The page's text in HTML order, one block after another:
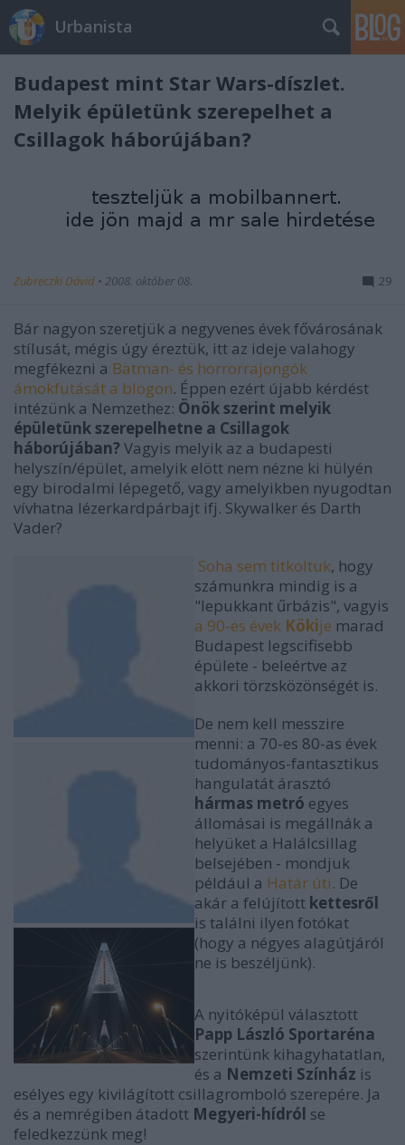
Urbanista
Budapest mint Star Wars-díszlet.
Melyik épületünk szerepelhet a
Csillagok háborújában?
Zubreczki Dávid • 2008. október 08. 29
Bár nagyon szeretjük a negyvenes évek fővárosának
stílusát, mégis úgy éreztük, itt az ideje valahogy
megfékezni a Batman- és horrorrajongók
ámokfutását a blogon. Éppen ezért újabb kérdést
intézünk a Nemzethez: Önök szerint melyik
épületünk szerepelhetne a Csillagok
háborújában?Vagyis melyik az a budapesti
helyszín/épület, amelyik elött nem nézne ki hülyén
egy birodalmi lépegető, vagy amelyikben nyugodtan
vívhatna lézerkardpárbajt ifj. Skywalker és Darth
Vader?
Soha sem titkoltuk, hogy
számunkra mindig is a
"lepukkant űrbázis", vagyis
a 90-es évek Kökije marad
Budapest legscifisebb
épülete - beleértve az
akkori törzsközönségét is.
De nem kell messzire
menni: a 70-es 80-as évek
tudományos-fantasztikus
hangulatát árasztó
hármas metró egyes
állomásai is megállnák a
helyüket a Halálcsillag
belsejében - mondjuk
például a Határ úti. De
akár a felújított kettesről
is találni ilyen fotókat
(hogy a négyes alagútjáról
ne is beszéljünk).
A nyitóképül választott
Papp László Sportaréna
szerintünk kihagyhatatlan,
és a Nemzeti Színház is
esélyes egy kivilágított csillagromboló szerepére. Ja
és a nemrégiben átadott Megyeri-hídról se
feledkezzünk meg!